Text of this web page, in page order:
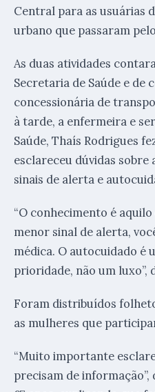
Central para as usuárias
urbano que passaram
As duas atividades
Secretaria de Saúde e de
concessionária de
à tarde, a enfermeira e
Saúde, Thaís Rodrigues
esclareceu dúvidas sobre
sinais de alerta e
“O conhecimento é
menor sinal de alerta,
médica. O autocuidado é
prioridade, não um luxo”,
Foram distribuídos
as mulheres que
“Muito importante
precisam de